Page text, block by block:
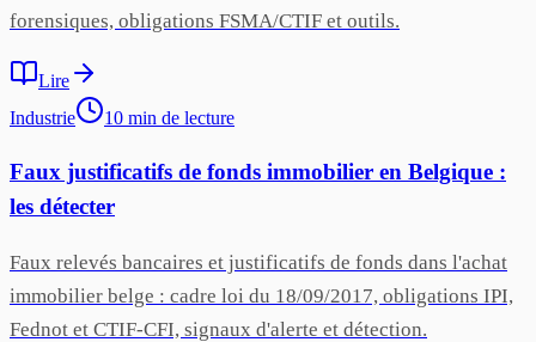
forensiques, obligations FSMA/CTIF et outils.
Lire
Industrie
10 min de lecture
Faux justificatifs de fonds immobilier en Belgique :
les détecter
Faux relevés bancaires et justificatifs de fonds dans l'achat
immobilier belge : cadre loi du 18/09/2017, obligations IPI,
Fednot et CTIF-CFI, signaux d'alerte et détection.